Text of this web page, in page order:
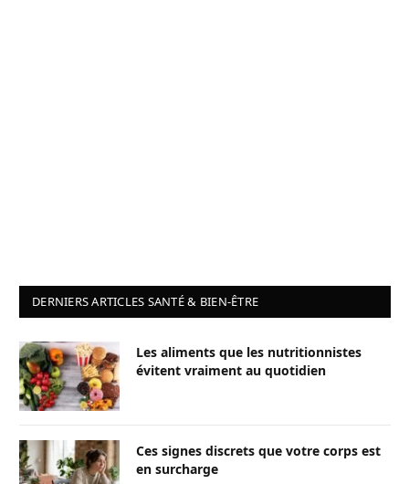
DERNIERS ARTICLES SANTÉ & BIEN-ÊTRE
Les aliments que les nutritionnistes
évitent vraiment au quotidien
Ces signes discrets que votre corps est
en surcharge